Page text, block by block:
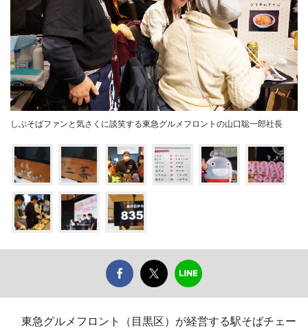
しぶそばファンと気さくに談笑する東急グルメフロントの山口聡一郎社長
東急グルメフロント（目黒区）が経営する駅そばチェー